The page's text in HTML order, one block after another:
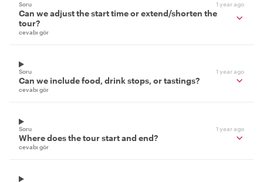
Soru 1 year ago
Can we adjust the start time or extend/shorten the
tour?
cevabı gör
Soru 1 year ago
Can we include food, drink stops, or tastings?
cevabı gör
Soru 1 year ago
Where does the tour start and end?
cevabı gör